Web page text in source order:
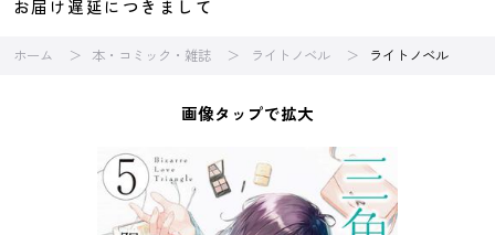
お届け遅延につきまして
ホーム 本・コミック・雑誌 ライトノベル ライトノベル
画像タップで拡大